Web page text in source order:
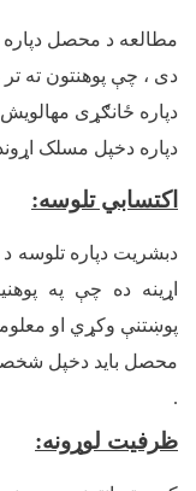
مطالعه د محصل دپاره
دی ، چې پوهنتون ته
دپاره ځانګړی
دپاره دخپل مسلک
اکتسابي تلوسه:
دبشریت دپاره تلوسه
اړینه ده چې په
پوښتنې وکړي او
محصل باید دخپل
.
ظرفیت لوړونه: